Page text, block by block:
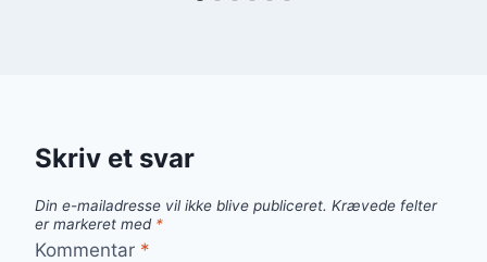
Skriv et svar
Din e-mailadresse vil ikke blive publiceret. Krævede felter
er markeret med *
Kommentar *